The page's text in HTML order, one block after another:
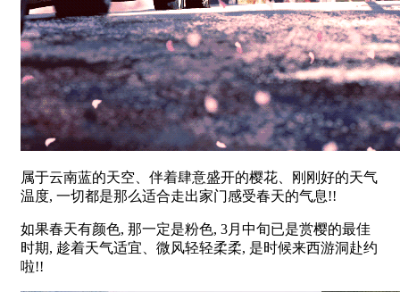
属于云南蓝的天空、伴着肆意盛开的樱花、刚刚好的天气
温度, 一切都是那么适合走出家门感受春天的气息!!
如果春天有颜色, 那一定是粉色, 3月中旬已是赏樱的最佳
时期, 趁着天气适宜、微风轻轻柔柔, 是时候来西游洞赴约
啦!!